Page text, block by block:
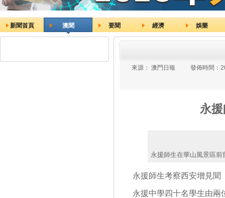
新聞首頁 澳聞 要聞 經濟 娛樂
來源： 澳門日報 發佈時間：
永
永援師生在華山風景區前
永援師生考察西安增見聞
永援中學四十名學生由兩